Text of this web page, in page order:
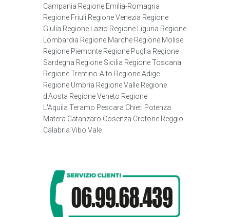
Campania Regione Emilia-Romagna
Regione Friuli Regione Venezia Regione
Giulia Regione Lazio Regione Liguria Regione
Lombardia Regione Marche Regione Molise
Regione Piemonte Regione Puglia Regione
Sardegna Regione Sicilia Regione Toscana
Regione Trentino-Alto Regione Adige
Regione Umbria Regione Valle Regione
d'Aosta Regione Veneto Regione
L'Aquila Teramo Pescara Chieti Potenza
Matera Catanzaro Cosenza Crotone Reggio
Calabria Vibo Vale